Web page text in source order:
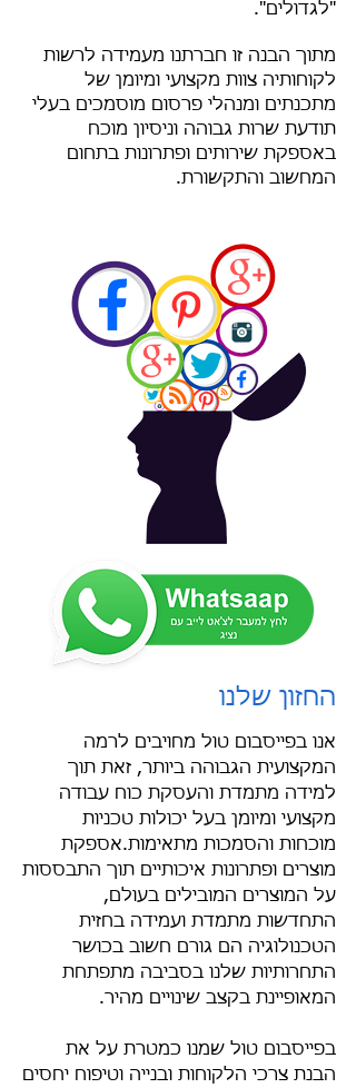
"לגדולים".
מתוך הבנה זו חברתנו מעמידה לרשות
לקוחותיה צוות מקצועי ומיומן של
מתכנתים ומנהלי פרסום מוסמכים בעלי
תודעת שרות גבוהה וניסיון מוכח
באספקת שירותים ופתרונות בתחום
המחשוב והתקשורת.
החזון שלנו
אנו בפייסבום טול מחויבים לרמה
המקצועית הגבוהה ביותר, זאת תוך
למידה מתמדת והעסקת כוח עבודה
מקצועי ומיומן בעל יכולות טכניות
מוכחות והסמכות מתאימות.אספקת
מוצרים ופתרונות איכותיים תוך התבססות
על המוצרים המובילים בעולם,
התחדשות מתמדת ועמידה בחזית
הטכנולוגיה הם גורם חשוב בכושר
התחרותיות שלנו בסביבה מתפתחת
המאופיינת בקצב שינויים מהיר.
בפייסבום טול שמנו כמטרת על את
הבנת צרכי הלקוחות ובנייה וטיפוח יחסים